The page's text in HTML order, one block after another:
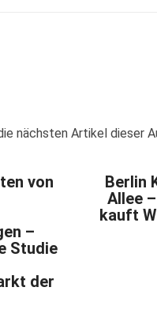
nächsten Artikel dieser
von
–
Studie
der
Berlin
Allee
kauft